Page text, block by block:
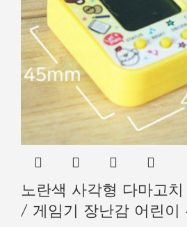
노란색 사각형 다마고
/ 게임기 장난감 어린이